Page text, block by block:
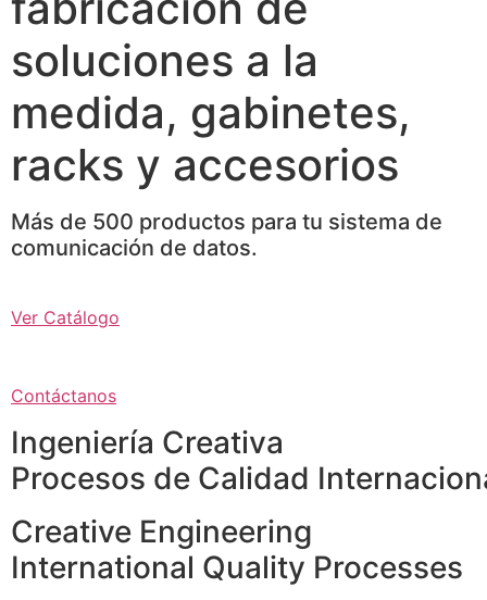
soluciones a la
medida, gabinetes,
racks y accesorios
Más de 500 productos para tu sistema de
comunicación de datos.
Ver Catálogo
Contáctanos
Ingeniería Creativa
Procesos de Calidad
Creative Engineering
International Quality Processes